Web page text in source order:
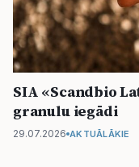
SIA «Scandbio
granulu iegādi
29.07.2026 AKTUĀLĀKIE